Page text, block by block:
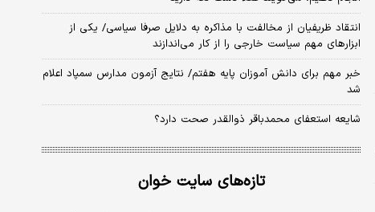
انتقاد ظریفیان از مخالفت با مذاکره به دلایل صرفا سیاسی/ یکی از
ابزارهای مهم سیاست خارجی را از کار می‌اندازند
خبر مهم برای دانش آموزان پایه هفتم/ نتایج آزمون مدارس سمپاد اعلام
شد
شایعه استعفای محمدباقر ذوالقدر صحت دارد؟
تازه‌های سایت خوان